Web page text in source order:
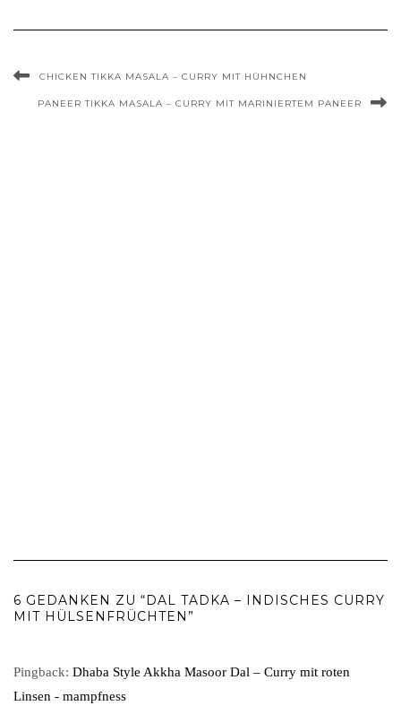
CHICKEN TIKKA MASALA – CURRY MIT HÜHNCHEN
PANEER TIKKA MASALA – CURRY MIT MARINIERTEM PANEER
6 GEDANKEN ZU “DAL TADKA – INDISCHES CURRY
MIT HÜLSENFRÜCHTEN”
Pingback: Dhaba Style Akkha Masoor Dal – Curry mit roten
Linsen - mampfness